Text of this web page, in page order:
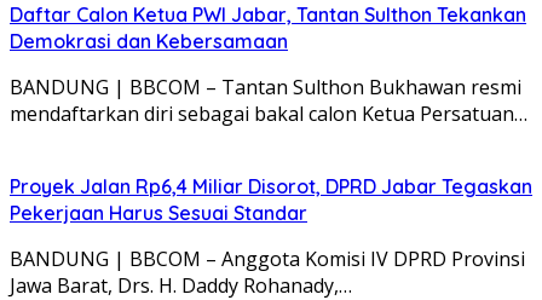
Daftar Calon Ketua PWI Jabar, Tantan Sulthon Tekankan
Demokrasi dan Kebersamaan
BANDUNG | BBCOM – Tantan Sulthon Bukhawan resmi
mendaftarkan diri sebagai bakal calon Ketua Persatuan…
Proyek Jalan Rp6,4 Miliar Disorot, DPRD Jabar Tegaskan
Pekerjaan Harus Sesuai Standar
BANDUNG | BBCOM – Anggota Komisi IV DPRD Provinsi
Jawa Barat, Drs. H. Daddy Rohanady,…